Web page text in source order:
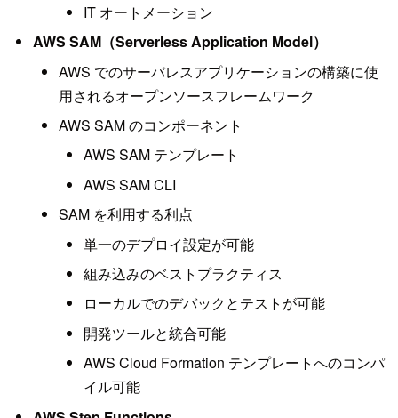
IT オートメーション
AWS SAM（Serverless Application Model）
AWS でのサーバレスアプリケーションの構築に使
用されるオープンソースフレームワーク
AWS SAM のコンポーネント
AWS SAM テンプレート
AWS SAM CLI
SAM を利用する利点
単一のデプロイ設定が可能
組み込みのベストプラクティス
ローカルでのデバックとテストが可能
開発ツールと統合可能
AWS Cloud Formation テンプレートへのコンパ
イル可能